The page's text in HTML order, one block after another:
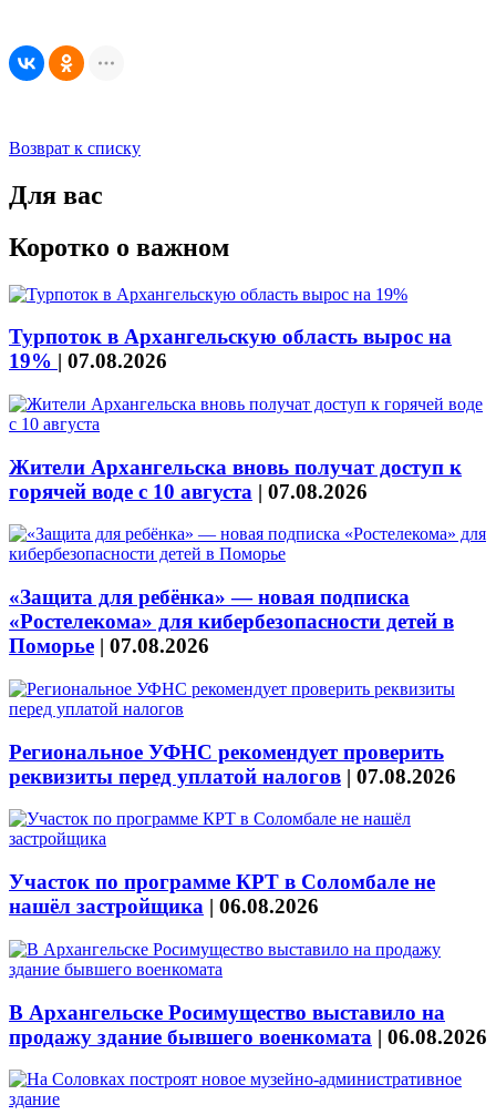
Возврат к списку
Для вас
Коротко о важном
Турпоток в Архангельскую область вырос на
19% | 07.08.2026
Жители Архангельска вновь получат доступ к
горячей воде с 10 августа | 07.08.2026
«Защита для ребёнка» — новая подписка
«Ростелекома» для кибербезопасности детей в
Поморье | 07.08.2026
Региональное УФНС рекомендует проверить
реквизиты перед уплатой налогов | 07.08.2026
Участок по программе КРТ в Соломбале не
нашёл застройщика | 06.08.2026
В Архангельске Росимущество выставило на
продажу здание бывшего военкомата | 06.08.2026